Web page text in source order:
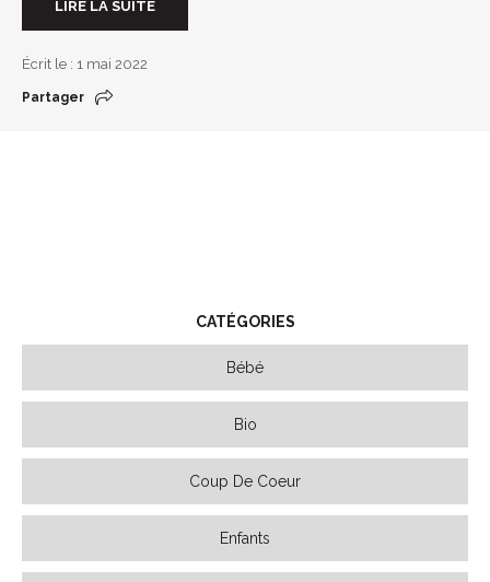
LIRE LA SUITE
Écrit le : 1 mai 2022
Partager
CATÉGORIES
Bébé
Bio
Coup De Coeur
Enfants